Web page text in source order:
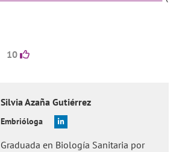
10
Silvia Azaña Gutiérrez
Embrióloga
Graduada en Biología Sanitaria por